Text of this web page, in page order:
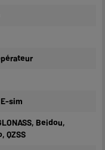
sim
Beidou,
QZSS